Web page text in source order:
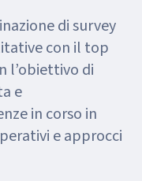
di survey
con il top
l’obiettivo di
e
in corso in
e approcci